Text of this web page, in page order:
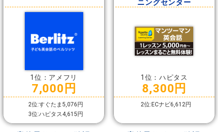
1位：アメフリ
7,000円
2位:すぐたま5,076円
3位:ハピタス4,615円
ニングセンター
1位：ハピタス
8,300円
2位:ECナビ6,612円